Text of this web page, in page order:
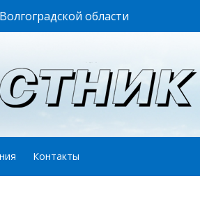
области
Контакты